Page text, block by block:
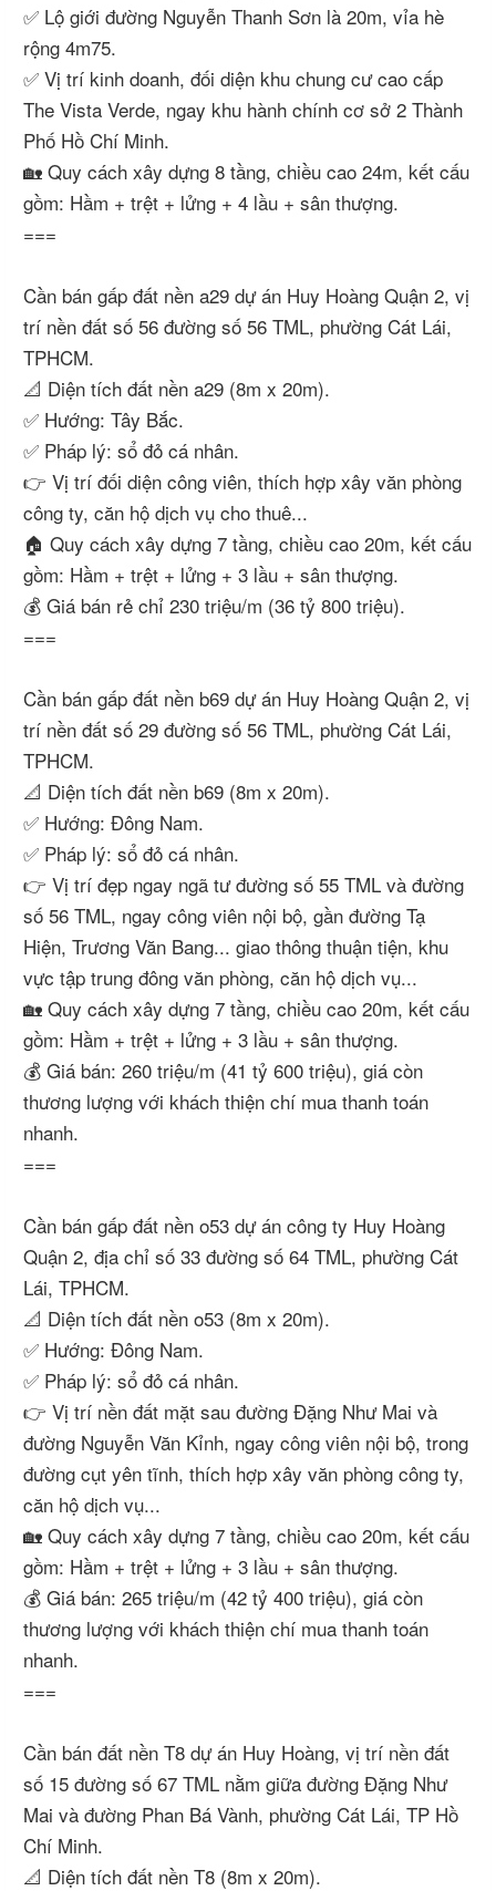
✅ Lộ giới đường Nguyễn Thanh Sơn là 20m, vỉa hè
rộng 4m75.
✅ Vị trí kinh doanh, đối diện khu chung cư cao cấp
The Vista Verde, ngay khu hành chính cơ sở 2 Thành
Phố Hồ Chí Minh.
🏡 Quy cách xây dựng 8 tầng, chiều cao 24m, kết cấu
gồm: Hầm + trệt + lửng + 4 lầu + sân thượng.
===
Cần bán gấp đất nền a29 dự án Huy Hoàng Quận 2, vị
trí nền đất số 56 đường số 56 TML, phường Cát Lái,
TPHCM.
📐 Diện tích đất nền a29 (8m x 20m).
✅ Hướng: Tây Bắc.
✅ Pháp lý: sổ đỏ cá nhân.
👉 Vị trí đối diện công viên, thích hợp xây văn phòng
công ty, căn hộ dịch vụ cho thuê...
🏠 Quy cách xây dựng 7 tầng, chiều cao 20m, kết cấu
gồm: Hầm + trệt + lửng + 3 lầu + sân thượng.
💰 Giá bán rẻ chỉ 230 triệu/m (36 tỷ 800 triệu).
===
Cần bán gấp đất nền b69 dự án Huy Hoàng Quận 2, vị
trí nền đất số 29 đường số 56 TML, phường Cát Lái,
TPHCM.
📐 Diện tích đất nền b69 (8m x 20m).
✅ Hướng: Đông Nam.
✅ Pháp lý: sổ đỏ cá nhân.
👉 Vị trí đẹp ngay ngã tư đường số 55 TML và đường
số 56 TML, ngay công viên nội bộ, gần đường Tạ
Hiện, Trương Văn Bang... giao thông thuận tiện, khu
vực tập trung đông văn phòng, căn hộ dịch vụ...
🏡 Quy cách xây dựng 7 tầng, chiều cao 20m, kết cấu
gồm: Hầm + trệt + lửng + 3 lầu + sân thượng.
💰 Giá bán: 260 triệu/m (41 tỷ 600 triệu), giá còn
thương lượng với khách thiện chí mua thanh toán
nhanh.
===
Cần bán gấp đất nền o53 dự án công ty Huy Hoàng
Quận 2, địa chỉ số 33 đường số 64 TML, phường Cát
Lái, TPHCM.
📐 Diện tích đất nền o53 (8m x 20m).
✅ Hướng: Đông Nam.
✅ Pháp lý: sổ đỏ cá nhân.
👉 Vị trí nền đất mặt sau đường Đặng Như Mai và
đường Nguyễn Văn Kỉnh, ngay công viên nội bộ, trong
đường cụt yên tĩnh, thích hợp xây văn phòng công ty,
căn hộ dịch vụ...
🏡 Quy cách xây dựng 7 tầng, chiều cao 20m, kết cấu
gồm: Hầm + trệt + lửng + 3 lầu + sân thượng.
💰 Giá bán: 265 triệu/m (42 tỷ 400 triệu), giá còn
thương lượng với khách thiện chí mua thanh toán
nhanh.
===
Cần bán đất nền T8 dự án Huy Hoàng, vị trí nền đất
số 15 đường số 67 TML nằm giữa đường Đặng Như
Mai và đường Phan Bá Vành, phường Cát Lái, TP Hồ
Chí Minh.
📐 Diện tích đất nền T8 (8m x 20m).